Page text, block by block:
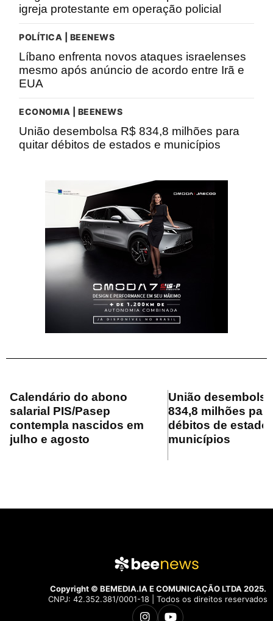
igreja protestante em operação policial
POLÍTICA | BEENEWS
Líbano enfrenta novos ataques israelenses
mesmo após anúncio de acordo entre Irã e
EUA
ECONOMIA | BEENEWS
União desembolsa R$ 834,8 milhões para
quitar débitos de estados e municípios
Calendário do abono
salarial PIS/Pasep
contempla nascidos em
julho e agosto
União
834,8 milhões
débitos de
municípios
Copyright © BEMEDIA.IA E COMUNICAÇÃO LTDA 2025.
CNPJ: 42.352.381/0001-18 | Todos os direitos reservados